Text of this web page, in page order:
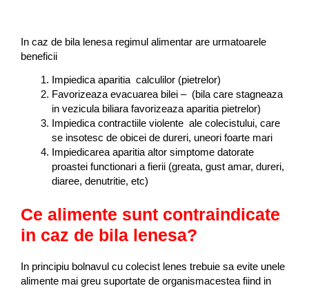
In caz de bila lenesa regimul alimentar are urmatoarele
beneficii
Impiedica aparitia calculilor (pietrelor)
Favorizeaza evacuarea bilei – (bila care stagneaza
in vezicula biliara favorizeaza aparitia pietrelor)
Impiedica contractiile violente ale colecistului, care
se insotesc de obicei de dureri, uneori foarte mari
Impiedicarea aparitia altor simptome datorate
proastei functionari a fierii (greata, gust amar, dureri,
diaree, denutritie, etc)
Ce alimente sunt contraindicate
in caz de bila lenesa?
In principiu bolnavul cu colecist lenes trebuie sa evite unele
alimente mai greu suportate de organismacestea fiind in